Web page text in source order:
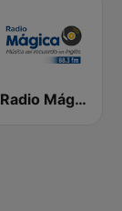
Radio Mágica 88.3 FM